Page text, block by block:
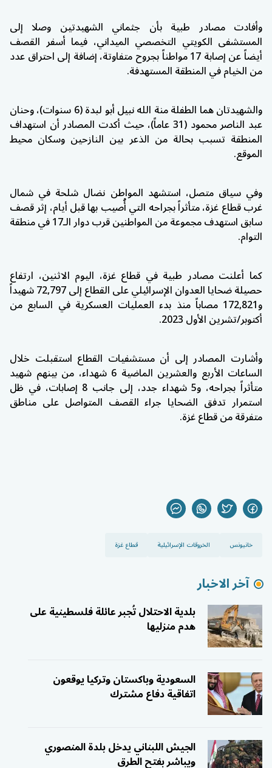
وأفادت مصادر طبية بأن جثماني الشهيدتين وصلا إلى
المستشفى الكويتي التخصصي الميداني، فيما أسفر القصف
أيضاً عن إصابة 17 مواطناً بجروح متفاوتة، إضافة إلى احتراق عدد
من الخيام في المنطقة المستهدفة.
والشهيدتان هما الطفلة منة الله نبيل أبو لبدة (6 سنوات)، وحنان
عبد الناصر محمود (31 عاماً)، حيث أكدت المصادر أن استهداف
المنطقة تسبب بحالة من الذعر بين النازحين وسكان محيط
الموقع.
وفي سياق متصل، استشهد المواطن نضال شلحة في شمال
غرب قطاع غزة، متأثراً بجراحه التي أُصيب بها قبل أيام، إثر قصف
سابق استهدف مجموعة من المواطنين قرب دوار الـ17 في منطقة
التوام.
كما أعلنت مصادر طبية في قطاع غزة، اليوم الاثنين، ارتفاع
حصيلة ضحايا العدوان الإسرائيلي على القطاع إلى 72,797 شهيداً
و172,821 مصاباً منذ بدء العمليات العسكرية في السابع من
أكتوبر/تشرين الأول 2023.
وأشارت المصادر إلى أن مستشفيات القطاع استقبلت خلال
الساعات الأربع والعشرين الماضية 6 شهداء، من بينهم شهيد
متأثراً بجراحه، و5 شهداء جدد، إلى جانب 8 إصابات، في ظل
استمرار تدفق الضحايا جراء القصف المتواصل على مناطق
متفرقة من قطاع غزة.
خانيونس الخروقات الإسرائيلية قطاع غزة
آخر الاخبار
بلدية الاحتلال تُجبر عائلة فلسطينية على
هدم منزليها
السعودية وباكستان وتركيا يوقعون
اتفاقية دفاع مشترك
الجيش اللبناني يدخل بلدة المنصوري
ويباشر بفتح الطرق